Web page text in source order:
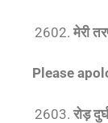
मेरी
Please
रोड़